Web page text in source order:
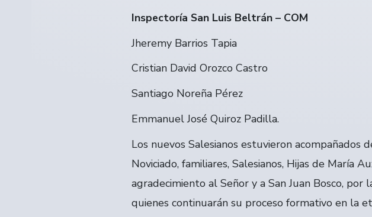
Inspectoría San Luis Beltrán – COM
Jheremy Barrios Tapia
Cristian David Orozco Castro
Santiago Noreña Pérez
Emmanuel José Quiroz Padilla.
Los nuevos Salesianos estuvieron
Noviciado, familiares, Salesianos, Hijas de María
agradecimiento al Señor y a San Juan Bosco, por
quienes continuarán su proceso formativo en la